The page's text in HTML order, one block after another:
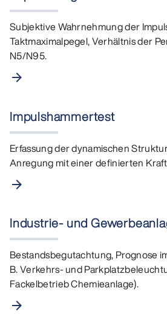
Subjektive Wahrnehmung der
Taktmaximalpegel, Verhältnis der
N5/N95.
arrow_forward
Impulshammertest
Erfassung der dynamischen
Anregung mit einer definierten
arrow_forward
Industrie- und
Bestandsbegutachtung, Prognose
B. Verkehrs- und
Fackelbetrieb Chemieanlage).
arrow_forward